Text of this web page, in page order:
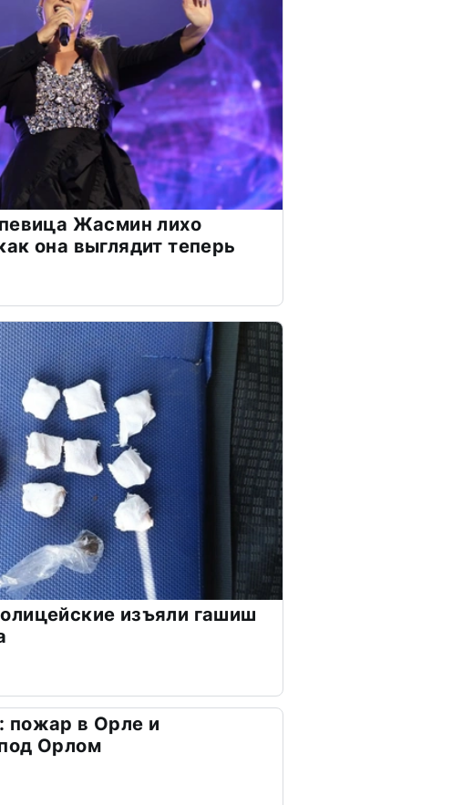
Жасмин лихо
она выглядит теперь
изъяли гашиш
в Орле и
Орлом